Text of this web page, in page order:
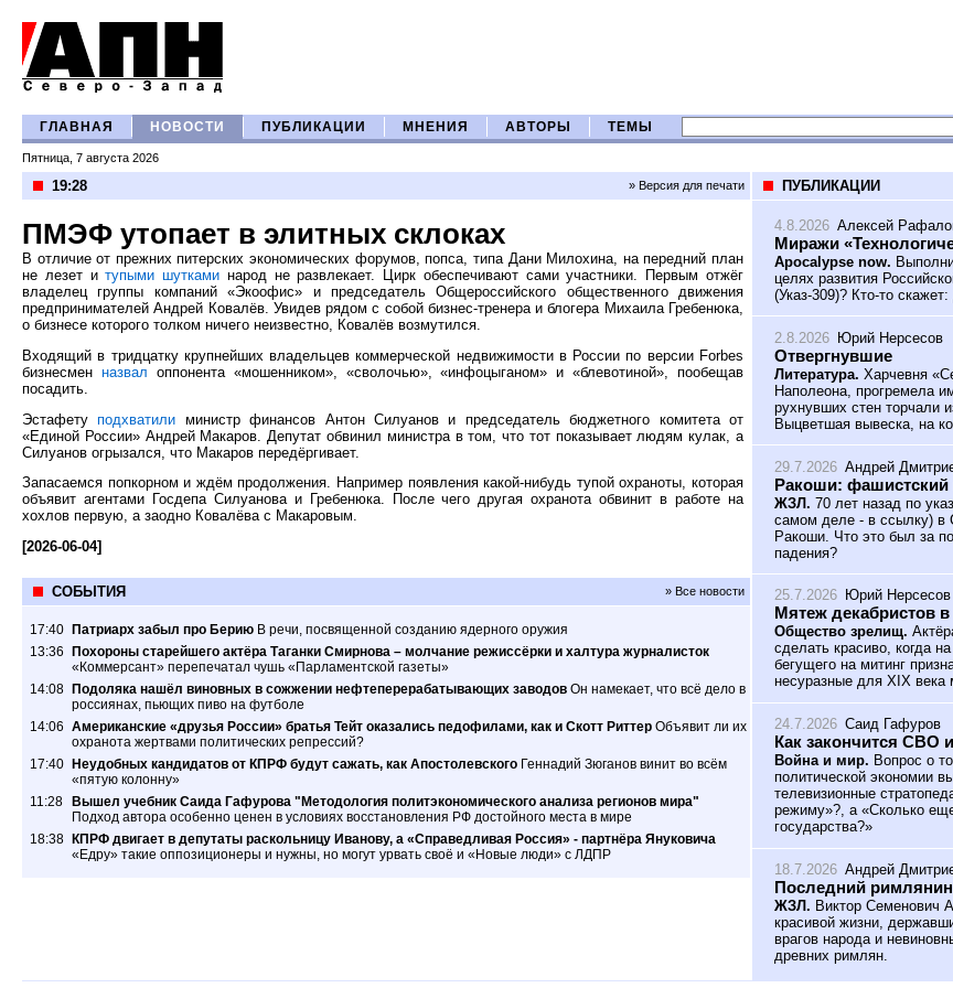
ГЛАВНАЯ НОВОСТИ ПУБЛИКАЦИИ МНЕНИЯ АВТОРЫ ТЕМЫ
Пятница, 7 августа 2026
19:28 » Версия для печати
ПМЭФ утопает в элитных склоках
В отличие от прежних питерских экономических форумов, попса, типа Дани Милохина, на передний план
не лезет итупыми шутками народ не развлекает. Цирк обеспечивают сами участники. Первым отжёг
владелец группы компаний «Экоофис» и председатель Общероссийского общественного движения
предпринимателей Андрей Ковалёв. Увидев рядом с собой бизнес-тренера и блогера Михаила Гребенюка,
о бизнесе которого толком ничего неизвестно, Ковалёв возмутился.
Входящий в тридцатку крупнейших владельцев коммерческой недвижимости в России по версии Forbes
бизнесмен назвал оппонента «мошенником», «сволочью», «инфоцыганом» и «блевотиной», пообещав
посадить.
Эстафетуподхватили министр финансов Антон Силуанов и председатель бюджетного комитета от
«Единой России» Андрей Макаров. Депутат обвинил министра в том, что тот показывает людям кулак, а
Силуанов огрызался, что Макаров передёргивает.
Запасаемся попкорном и ждём продолжения. Например появления какой-нибудь тупой охраноты, которая
объявит агентами Госдепа Силуанова и Гребенюка. После чего другая охранота обвинит в работе на
хохлов первую, а заодно Ковалёва с Макаровым.
[2026-06-04]
СОБЫТИЯ » Все новости
17:40 Патриарх забыл про Берию В речи, посвященной созданию ядерного оружия
13:36
Похороны старейшего актёра Таганки Смирнова – молчание режиссёрки и халтура журналисток
«Коммерсант» перепечатал чушь «Парламентской газеты»
14:08
Подоляка нашёл виновных в сожжении нефтеперерабатывающих заводов Он намекает, что всё дело в
россиянах, пьющих пиво на футболе
14:06 Американские «друзья России» братья Тейт оказались педофилами, как и Скотт Риттер Объявит ли их
охранота жертвами политических репрессий?
17:40
Неудобных кандидатов от КПРФ будут сажать, как Апостолевского Геннадий Зюганов винит во всём
«пятую колонну»
11:28
Вышел учебник Саида Гафурова "Методология политэкономического анализа регионов мира"
Подход автора особенно ценен в условиях восстановления РФ достойного места в мире
18:38
КПРФ двигает в депутаты раскольницу Иванову, а «Справедливая Россия» - партнёра Януковича
«Едру» такие оппозиционеры и нужны, но могут урвать своё и «Новые люди» с ЛДПР
ПУБЛИКАЦИИ
4.8.2026 Алексей
Миражи
Apocalypse now.
целях развития
(Указ-309)? Кто-то
2.8.2026 Юрий Нерсесов
Отвергнувшие
Литература. Харчевня
Наполеона, прогремела
рухнувших стен торчали
Выцветшая вывеска, на
29.7.2026 Андрей
Ракоши: фашистский
ЖЗЛ. 70 лет назад по
самом деле - в ссылку) в
Ракоши. Что это был за
падения?
25.7.2026 Юрий Нерсесов
Мятеж декабристов в
Общество зрелищ.
сделать красиво, когда
бегущего на митинг
несуразные для XIX
24.7.2026 Саид Гафуров
Как закончится СВО
Война и мир. Вопрос о
политической экономии
телевизионные
режиму»?, а «Сколько
государства?»
18.7.2026 Андрей
Последний
ЖЗЛ. Виктор Семенович
красивой жизни,
врагов народа и
древних римлян.